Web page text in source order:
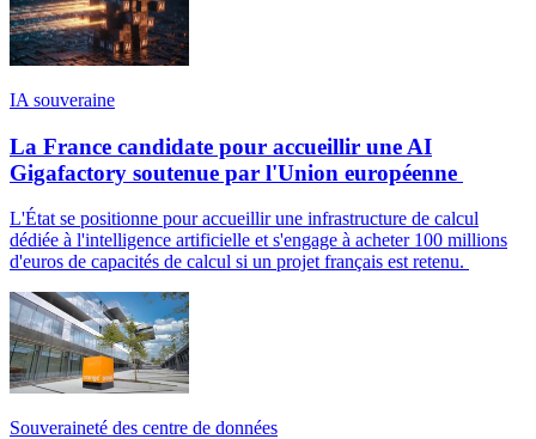
IA souveraine
La France candidate pour accueillir une AI
Gigafactory soutenue par l'Union européenne
L'État se positionne pour accueillir une infrastructure de calcul
dédiée à l'intelligence artificielle et s'engage à acheter 100 millions
d'euros de capacités de calcul si un projet français est retenu.
Souveraineté des centre de données